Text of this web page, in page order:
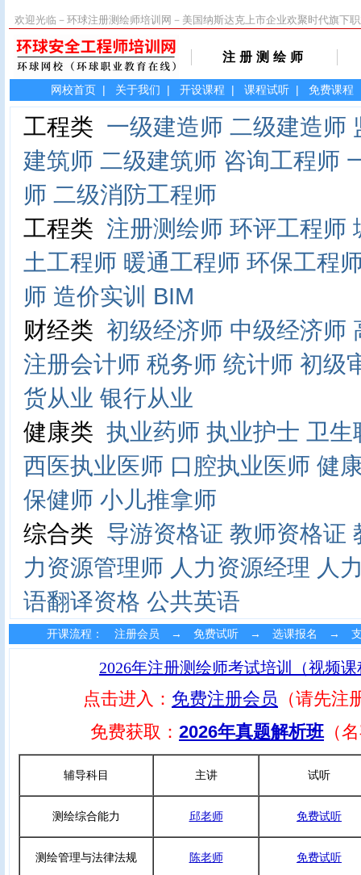
欢迎光临－环球注册测绘师培训网－美国纳斯达克上市企业欢聚时代旗下
注册测绘师
网校首页 | 关于我们 | 开设课程 | 课程试听 | 免费课程
工程类 一级建造师 二级建造师
建筑师 二级建筑师 咨询工程师
师 二级消防工程师
工程类 注册测绘师 环评工程师
土工程师 暖通工程师 环保工程
师 造价实训 BIM
财经类 初级经济师 中级经济师
注册会计师 税务师 统计师 初级
货从业 银行从业
健康类 执业药师 执业护士 卫生
西医执业医师 口腔执业医师 健
保健师 小儿推拿师
综合类 导游资格证 教师资格证
力资源管理师 人力资源经理 人
语翻译资格 公共英语
开课流程： 注册会员 → 免费试听 → 选课报名 →
2026年注册测绘师考试培训（视频
点击进入： 免费注册会员 （请先注
免费获取： 2026年真题解析班（
辅导科目 主讲 试听
测绘综合能力 邱老师 免费试听
测绘管理与法律法规 陈老师 免费试听